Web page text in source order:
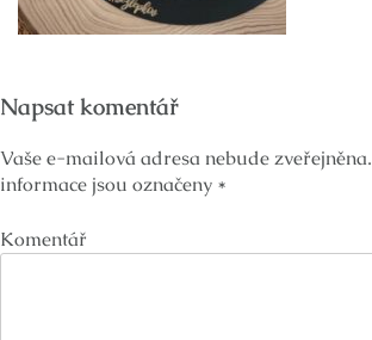
Napsat komentář
Vaše e-mailová adresa nebude zveřejněna.
informace jsou označeny *
Komentář